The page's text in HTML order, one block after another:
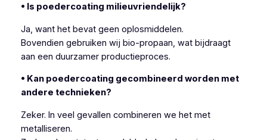
• Is poedercoating milieuvriendelijk?
Ja, want het bevat geen oplosmiddelen.
Bovendien gebruiken wij bio-propaan, wat bijdraagt
aan een duurzamer productieproces.
• Kan poedercoating gecombineerd worden met
andere technieken?
Zeker. In veel gevallen combineren we het met
metalliseren.